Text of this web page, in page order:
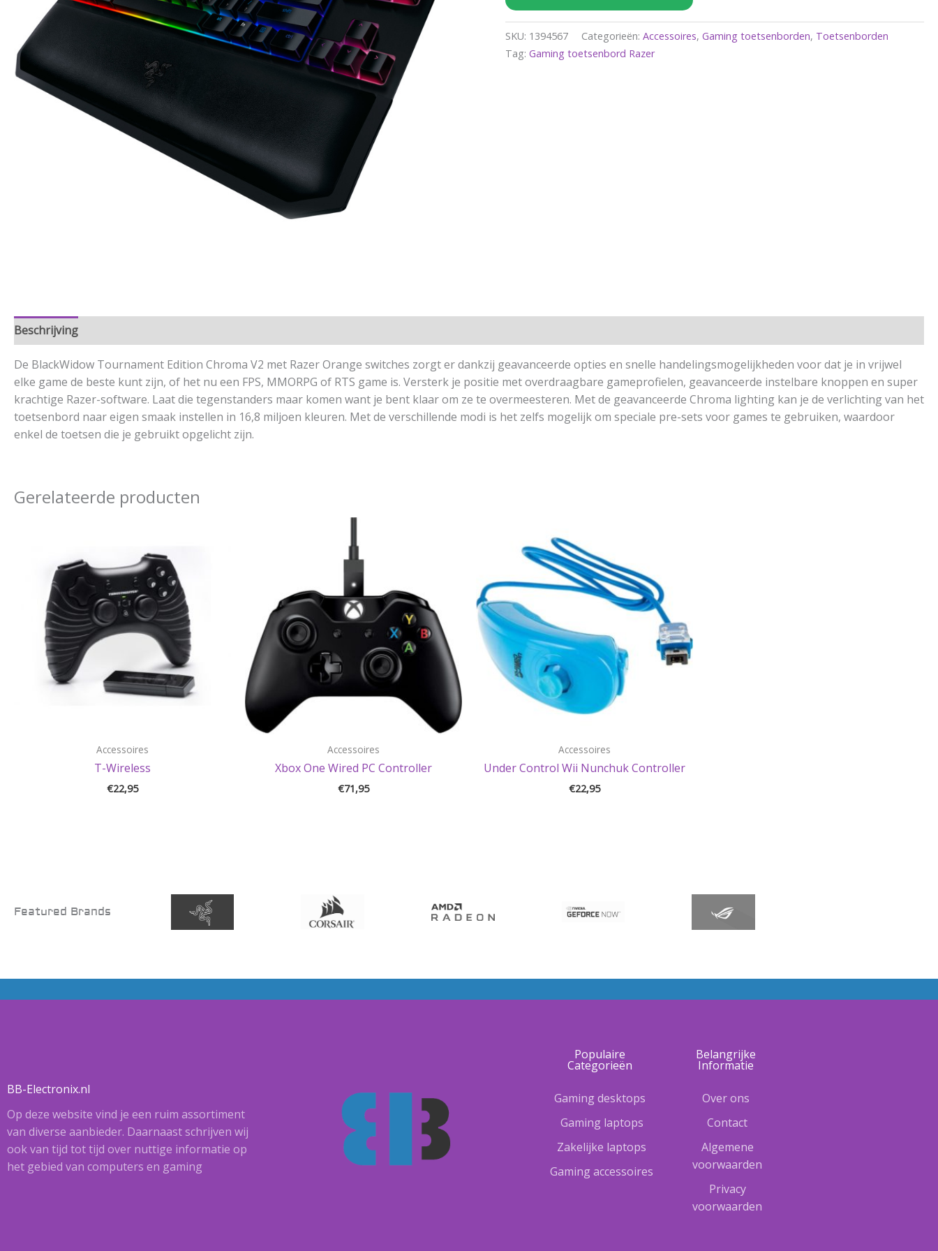
SKU: 1394567 Categorieën:Accessoires,Gaming toetsenborden, Toetsenborden
Tag:Gaming toetsenbord Razer
Beschrijving
De BlackWidow Tournament Edition Chroma V2 met Razer Orange switches zorgt er dankzij geavanceerde opties en snelle handelingsmogelijkheden voor dat je in vrijwel
elke game de beste kunt zijn, of het nu een FPS, MMORPG of RTS game is. Versterk je positie met overdraagbare gameprofielen, geavanceerde instelbare knoppen en super
krachtige Razer-software. Laat die tegenstanders maar komen want je bent klaar om ze te overmeesteren. Met de geavanceerde Chroma lighting kan je de verlichting van het
toetsenbord naar eigen smaak instellen in 16,8 miljoen kleuren. Met de verschillende modi is het zelfs mogelijk om speciale pre-sets voor games te gebruiken, waardoor
enkel de toetsen die je gebruikt opgelicht zijn.
Gerelateerde producten
Accessoires
T-Wireless
€22,95
Accessoires
Xbox One Wired PC Controller
€71,95
Accessoires
Under Control Wii Nunchuk Controller
€22,95
Featured Brands
BB-Electronix.nl
Op deze website vind je een ruim assortiment
van diverse aanbieder. Daarnaast schrijven wij
ook van tijd tot tijd over nuttige informatie op
het gebied van computers en gaming
Populaire
Categorieën
Gaming desktops
Gaming laptops
Zakelijke laptops
Gaming accessoires
Belangrijke
Informatie
Over ons
Contact
Algemene
voorwaarden
Privacy
voorwaarden